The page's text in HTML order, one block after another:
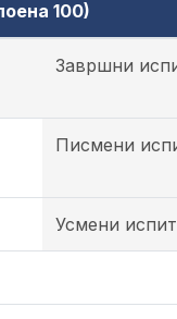
100)
Завршни
Писмени
Усмени испит